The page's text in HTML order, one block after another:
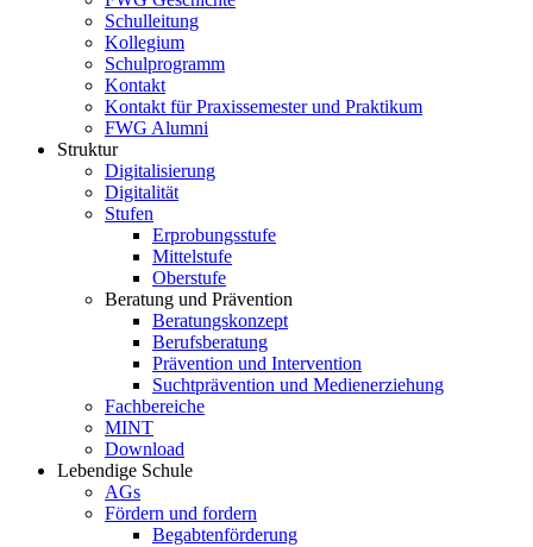
Schulleitung
Kollegium
Schulprogramm
Kontakt
Kontakt für Praxissemester und Praktikum
FWG Alumni
Struktur
Digitalisierung
Digitalität
Stufen
Erprobungsstufe
Mittelstufe
Oberstufe
Beratung und Prävention
Beratungskonzept
Berufsberatung
Prävention und Intervention
Suchtprävention und Medienerziehung
Fachbereiche
MINT
Download
Lebendige Schule
AGs
Fördern und fordern
Begabtenförderung